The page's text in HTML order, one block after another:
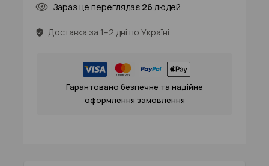
Зараз це переглядає 26 людей
Доставка за 1–2 дні по Україні
Гарантовано безпечне та надійне
оформлення замовлення